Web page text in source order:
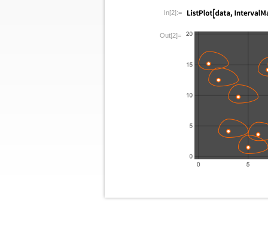
In[2]:=
Out[2]=